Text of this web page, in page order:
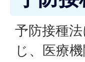
予防接種
じ、医療